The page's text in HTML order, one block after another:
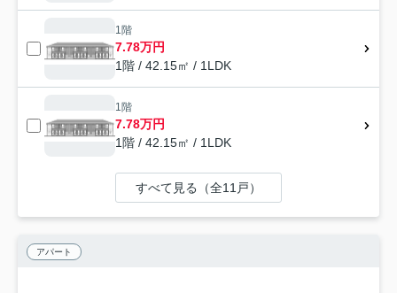
1階
7.78万円
1階 / 42.15㎡ / 1LDK
1階
7.78万円
1階 / 42.15㎡ / 1LDK
すべて見る（全11戸）
アパート